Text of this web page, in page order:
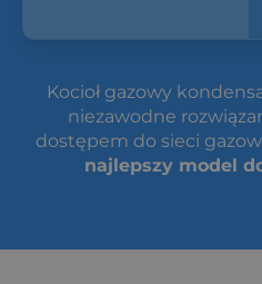
Kocioł gazowy
niezawodne
dostępem do sieci
najlepszy model